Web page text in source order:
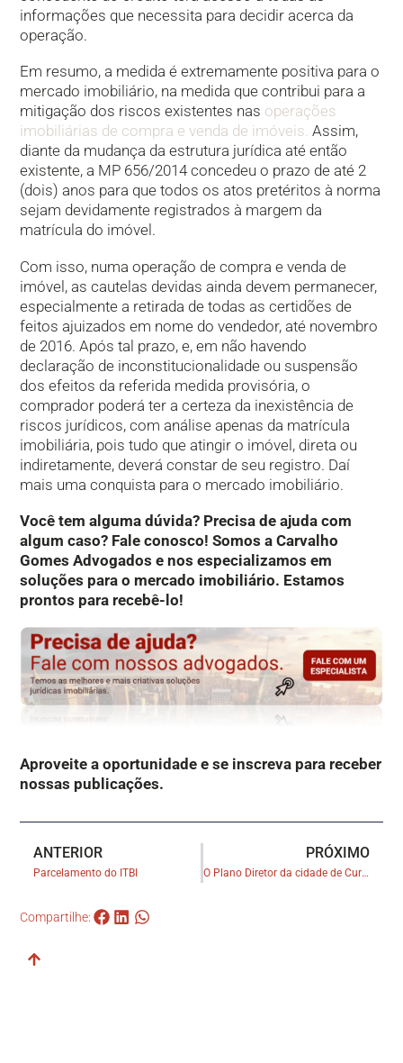
informações que necessita para decidir acerca da
operação.
Em resumo, a medida é extremamente positiva para o
mercado imobiliário, na medida que contribui para a
mitigação dos riscos existentes nas operações
imobiliárias de compra e venda de imóveis. Assim,
diante da mudança da estrutura jurídica até então
existente, a MP 656/2014 concedeu o prazo de até 2
(dois) anos para que todos os atos pretéritos à norma
sejam devidamente registrados à margem da
matrícula do imóvel.
Com isso, numa operação de compra e venda de
imóvel, as cautelas devidas ainda devem permanecer,
especialmente a retirada de todas as certidões de
feitos ajuizados em nome do vendedor, até novembro
de 2016. Após tal prazo, e, em não havendo
declaração de inconstitucionalidade ou suspensão
dos efeitos da referida medida provisória, o
comprador poderá ter a certeza da inexistência de
riscos jurídicos, com análise apenas da matrícula
imobiliária, pois tudo que atingir o imóvel, direta ou
indiretamente, deverá constar de seu registro. Daí
mais uma conquista para o mercado imobiliário.
Você tem alguma dúvida? Precisa de ajuda com
algum caso? Fale conosco! Somos a Carvalho
Gomes Advogados e nos especializamos em
soluções para o mercado imobiliário. Estamos
prontos para recebê-lo!
Aproveite a oportunidade e se inscreva para receber
nossas publicações.
ANTERIOR
Parcelamento do ITBI
PRÓXIMO
O Plano Diretor da cidade de Curitiba e sua importância para o mercado imobiliário
Compartilhe: